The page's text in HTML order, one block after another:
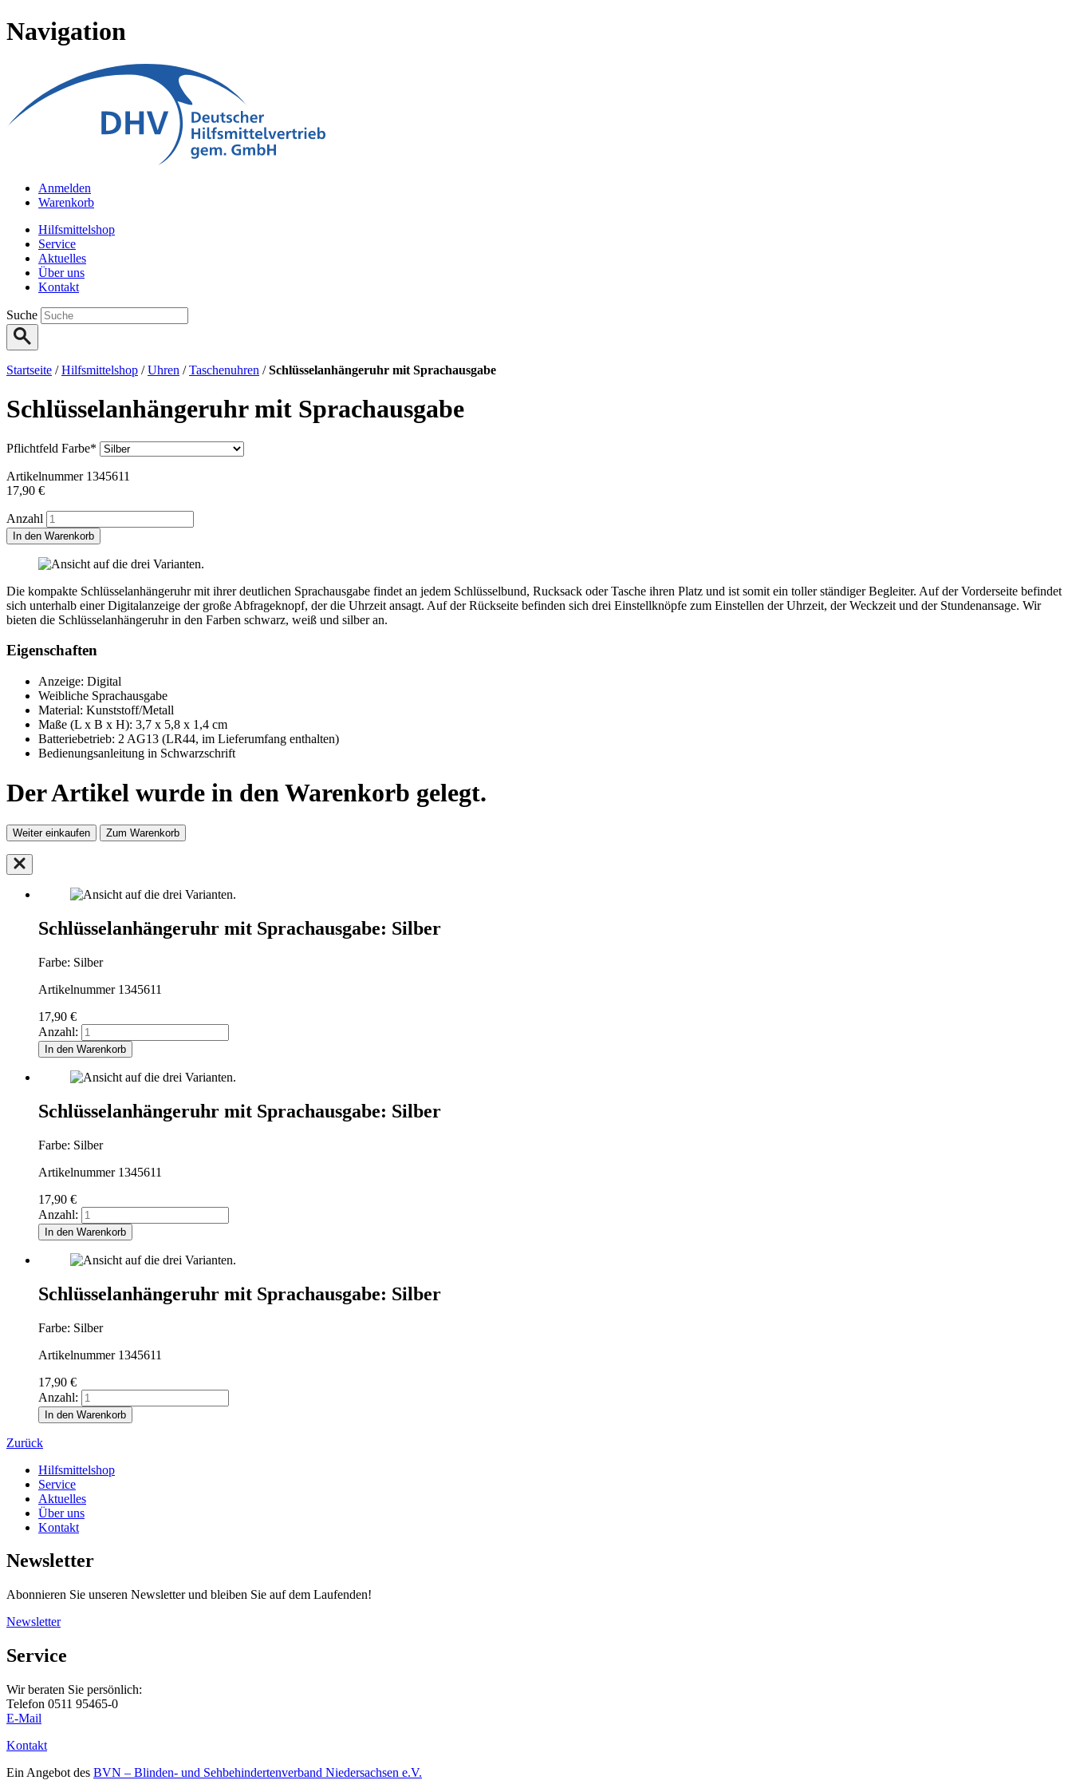
Navigation
Anmelden
Warenkorb
Hilfsmittelshop
Service
Aktuelles
Über uns
Kontakt
Suche
Startseite /Hilfsmittelshop /Uhren /Taschenuhren /Schlüsselanhängeruhr mit Sprachausgabe
Schlüsselanhängeruhr mit Sprachausgabe
Pflichtfeld Farbe*
Artikelnummer 1345611
17,90 €
Anzahl
In den Warenkorb
Die kompakte Schlüsselanhängeruhr mit ihrer deutlichen Sprachausgabe findet an jedem Schlüsselbund, Rucksack oder Tasche ihren Platz und ist somit ein toller ständiger Begleiter. Auf der Vorderseite befindet
sich unterhalb einer Digitalanzeige der große Abfrageknopf, der die Uhrzeit ansagt. Auf der Rückseite befinden sich drei Einstellknöpfe zum Einstellen der Uhrzeit, der Weckzeit und der Stundenansage. Wir
bieten die Schlüsselanhängeruhr in den Farben schwarz, weiß und silber an.
Eigenschaften
Anzeige: Digital
Weibliche Sprachausgabe
Material: Kunststoff/Metall
Maße (L x B x H): 3,7 x 5,8 x 1,4 cm
Batteriebetrieb: 2 AG13 (LR44, im Lieferumfang enthalten)
Bedienungsanleitung in Schwarzschrift
Der Artikel wurde in den Warenkorb gelegt.
Weiter einkaufen Zum Warenkorb
Schlüsselanhängeruhr mit Sprachausgabe: Silber
Farbe: Silber
Artikelnummer 1345611
17,90 €
Anzahl:
In den Warenkorb
Schlüsselanhängeruhr mit Sprachausgabe: Silber
Farbe: Silber
Artikelnummer 1345611
17,90 €
Anzahl:
In den Warenkorb
Schlüsselanhängeruhr mit Sprachausgabe: Silber
Farbe: Silber
Artikelnummer 1345611
17,90 €
Anzahl:
In den Warenkorb
Zurück
Hilfsmittelshop
Service
Aktuelles
Über uns
Kontakt
Newsletter
Abonnieren Sie unseren Newsletter und bleiben Sie auf dem Laufenden!
Newsletter
Service
Wir beraten Sie persönlich:
Telefon 0511 95465-0
E-Mail
Kontakt
Ein Angebot des BVN – Blinden- und Sehbehindertenverband Niedersachsen e.V.